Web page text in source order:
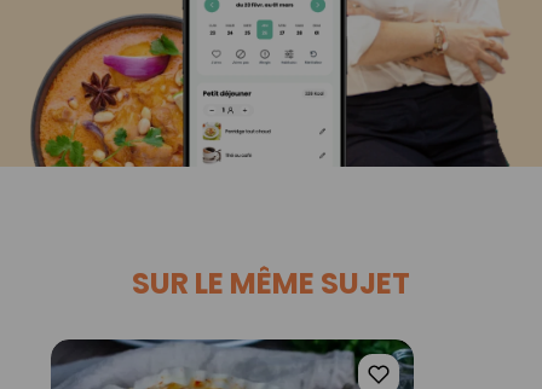
SUR LE MÊME SUJET